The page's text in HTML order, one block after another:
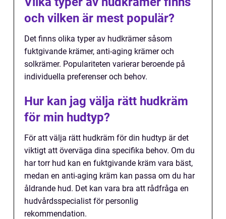
och vilken är mest populär?
Det finns olika typer av hudkrämer såsom
fuktgivande krämer, anti-aging krämer och
solkrämer. Populariteten varierar beroende på
individuella preferenser och behov.
Hur kan jag välja rätt hudkräm
för min hudtyp?
För att välja rätt hudkräm för din hudtyp är det
viktigt att överväga dina specifika behov. Om du
har torr hud kan en fuktgivande kräm vara bäst,
medan en anti-aging kräm kan passa om du har
åldrande hud. Det kan vara bra att rådfråga en
hudvårdsspecialist för personlig
rekommendation.